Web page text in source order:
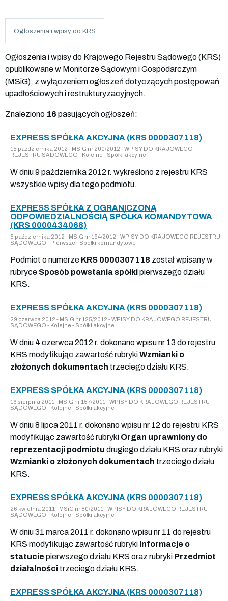
Ogłoszenia i wpisy do KRS
Ogłoszenia i wpisy do Krajowego Rejestru Sądowego (KRS)
opublikowane w Monitorze Sądowym i Gospodarczym
(MSiG), z wyłączeniem ogłoszeń dotyczących postępowań
upadłościowych i restrukturyzacyjnych.
Znaleziono 16 pasujących ogłoszeń:
EXPRESS SPÓŁKA AKCYJNA (KRS 0000307118)
15 października 2012 - MSiG nr 200/2012 - WPISY DO KRAJOWEGO
REJESTRU SĄDOWEGO - Kolejne - Spółki akcyjne
W dniu 9 października 2012 r. wykreślono z rejestru KRS
wszystkie wpisy dla tego podmiotu.
EXPRESS SPÓŁKA Z OGRANICZONĄ
ODPOWIEDZIALNOŚCIĄ SPÓŁKA KOMANDYTOWA
(KRS 0000434068)
5 października 2012 - MSiG nr 194/2012 - WPISY DO KRAJOWEGO REJESTRU
SĄDOWEGO - Pierwsze - Spółki komandytowe
Podmiot o numerze KRS 0000307118 został wpisany w
rubryce Sposób powstania spółkipierwszego działu
KRS.
EXPRESS SPÓŁKA AKCYJNA (KRS 0000307118)
29 czerwca 2012 - MSiG nr 125/2012 - WPISY DO KRAJOWEGO REJESTRU
SĄDOWEGO - Kolejne - Spółki akcyjne
W dniu 4 czerwca 2012 r. dokonano wpisu nr 13 do rejestru
KRS modyfikując zawartość rubrykiWzmianki o
złożonych dokumentach trzeciego działu KRS.
EXPRESS SPÓŁKA AKCYJNA (KRS 0000307118)
16 sierpnia 2011 - MSiG nr 157/2011 - WPISY DO KRAJOWEGO REJESTRU
SĄDOWEGO - Kolejne - Spółki akcyjne
W dniu 8 lipca 2011 r. dokonano wpisu nr 12 do rejestru KRS
modyfikując zawartość rubryki Organ uprawniony do
reprezentacji podmiotu drugiego działu KRS oraz rubryki
Wzmianki o złożonych dokumentach trzeciego działu
KRS.
EXPRESS SPÓŁKA AKCYJNA (KRS 0000307118)
26 kwietnia 2011 - MSiG nr 80/2011 - WPISY DO KRAJOWEGO REJESTRU
SĄDOWEGO - Kolejne - Spółki akcyjne
W dniu 31 marca 2011 r. dokonano wpisu nr 11 do rejestru
KRS modyfikując zawartość rubryki Informacje o
statucie pierwszego działu KRS oraz rubryki Przedmiot
działalności trzeciego działu KRS.
EXPRESS SPÓŁKA AKCYJNA (KRS 0000307118)